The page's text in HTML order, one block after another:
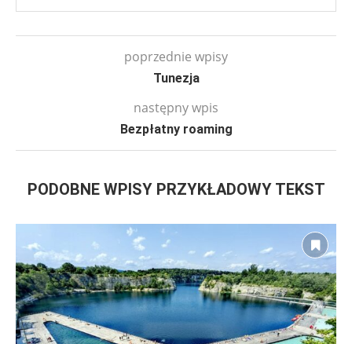
poprzednie wpisy
Tunezja
następny wpis
Bezpłatny roaming
PODOBNE WPISY PRZYKŁADOWY TEKST